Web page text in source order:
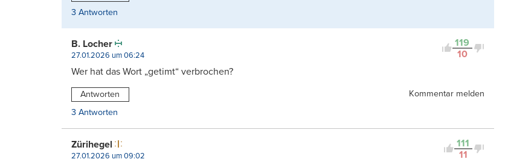
3 Antworten
119
10
B. Locher
27.01.2026 um 06:24
Wer hat das Wort „getimt“ verbrochen?
Antworten
Kommentar melden
3 Antworten
111
11
Zürihegel
27.01.2026 um 09:02